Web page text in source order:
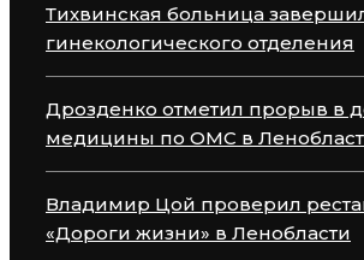
Тихвинская больница
гинекологического отделения
Дрозденко отметил прорыв в
медицины по ОМС в
Владимир Цой проверил
«Дороги жизни» в Ленобласти